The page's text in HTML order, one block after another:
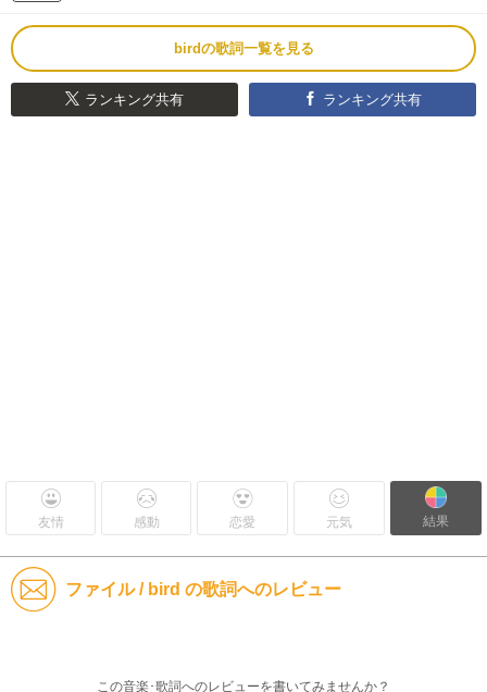
birdの歌詞一覧を見る
ランキング共有 ランキング共有
友情 感動 恋愛 元気 結果
ファイル / bird の歌詞へのレビュー
この音楽･歌詞へのレビューを書いてみませんか？